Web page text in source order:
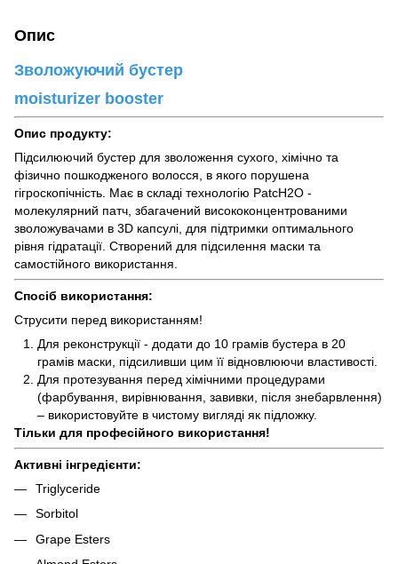
Опис
Зволожуючий бустер
moisturizer booster
Опис продукту:
Підсилюючий бустер для зволоження сухого, хімічно та
фізично пошкодженого волосся, в якого порушена
гігроскопічність. Має в складі технологію PatcH2O -
молекулярний патч, збагачений висококонцентрованими
зволожувачами в 3D капсулі, для підтримки оптимального
рівня гідратації. Створений для підсилення маски та
самостійного використання.
Спосіб використання:
Струсити перед використанням!
Для реконструкції - додати до 10 грамів бустера в 20
грамів маски, підсиливши цим її відновлюючи властивості.
Для протезування перед хімічними процедурами
(фарбування, вирівнювання, завивки, після знебарвлення)
– використовуйте в чистому вигляді як підложку.
Тільки для професійного використання!
Активні інгредієнти:
Triglyceride
Sorbitol
Grape Esters